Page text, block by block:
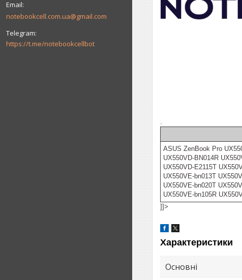
notebookcell.com.ua@gmail.com
https://t.me/notebookcellbot
.
ASUS ZenBook Pro
UX550VD-BN014R
UX550VD-E2115T
UX550VE-bn013T
UX550VE-bn020T
UX550VE-bn105R
]]>
Характеристики
Основні